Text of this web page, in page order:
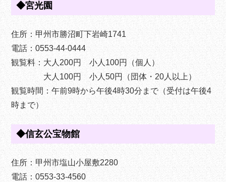
◆宮光園
住所：甲州市勝沼町下岩崎1741
電話：0553-44-0444
観覧料：大人200円 小人100円（個人）
大人100円 小人50円（団体・20人以上）
観覧時間：午前9時から午後4時30分まで（受付は午後4
時まで）
◆信玄公宝物館
住所：甲州市塩山小屋敷2280
電話：0553-33-4560